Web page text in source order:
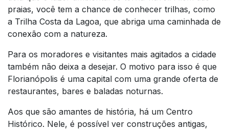
praias, você tem a chance de conhecer trilhas, como
a Trilha Costa da Lagoa, que abriga uma caminhada de
conexão com a natureza.
Para os moradores e visitantes mais agitados a cidade
também não deixa a desejar. O motivo para isso é que
Florianópolis é uma capital com uma grande oferta de
restaurantes, bares e baladas noturnas.
Aos que são amantes de história, há um Centro
Histórico. Nele, é possível ver construções antigas,